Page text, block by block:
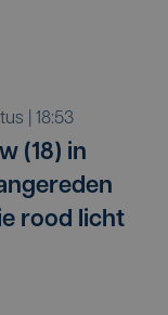
| 18:53
(18) in
rood licht